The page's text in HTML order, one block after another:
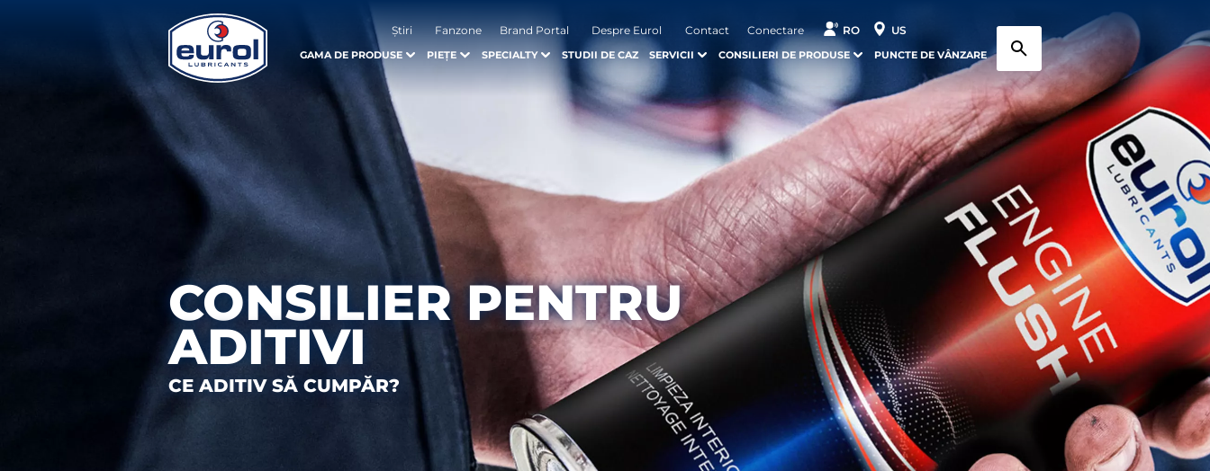
Știri Fanzone Brand Portal Despre Eurol Contact Conectare RO US
GAMA DE PRODUSE PIEȚE SPECIALTY STUDII DE CAZ SERVICII CONSILIERI DE PRODUSE PUNCTE DE VÂNZARE
CONSILIER PENTRU
ADITIVI
CE ADITIV SĂ CUMPĂR?